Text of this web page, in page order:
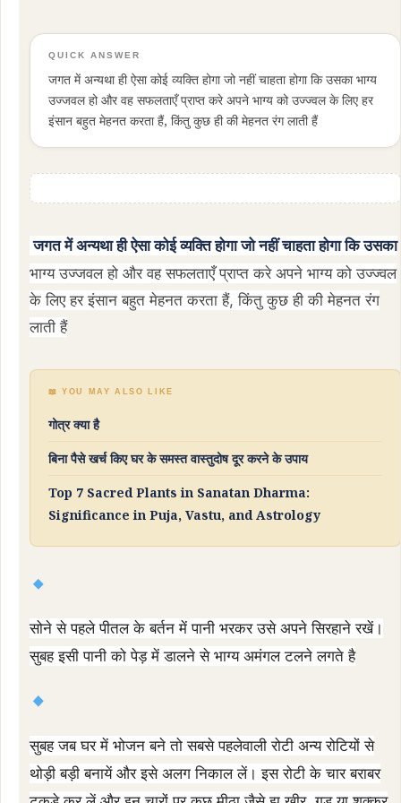
QUICK ANSWER
जगत में अन्यथा ही ऐसा कोई व्यक्ति होगा जो नहीं चाहता होगा कि उसका भाग्य
उज्जवल हो और वह सफलताएँ प्राप्त करे अपने भाग्य को उज्ज्वल के लिए हर
इंसान बहुत मेहनत करता हैं, किंतु कुछ ही की मेहनत रंग लाती हैं
जगत में अन्यथा ही ऐसा कोई व्यक्ति होगा जो नहीं चाहता होगा कि उसका
भाग्य उज्जवल हो और वह सफलताएँ प्राप्त करे अपने भाग्य को उज्ज्वल
के लिए हर इंसान बहुत मेहनत करता हैं, किंतु कुछ ही की मेहनत रंग
लाती हैं
📖 YOU MAY ALSO LIKE
गोत्र क्या है
बिना पैसे खर्च किए घर के समस्त वास्तुदोष दूर करने के उपाय
Top 7 Sacred Plants in Sanatan Dharma:
Significance in Puja, Vastu, and Astrology
सोने से पहले पीतल के बर्तन में पानी भरकर उसे अपने सिरहाने रखें।
सुबह इसी पानी को पेड़ में डालने से भाग्य अमंगल टलने लगते है
सुबह जब घर में भोजन बने तो सबसे पहलेवाली रोटी अन्य रोटियों से
थोड़ी बड़ी बनायें और इसे अलग निकाल लें। इस रोटी के चार बराबर